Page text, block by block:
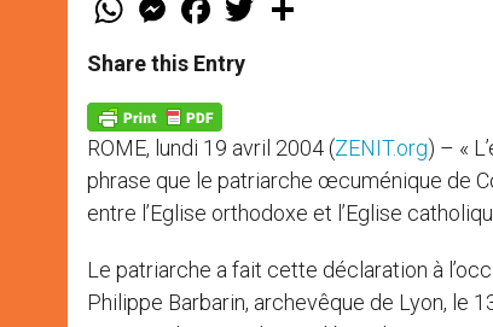
t
s
p
p
e
s
e
g
e
r
a
e
b
k
w
Share this Entry
ROME, lundi 19 avril 2004 (ZENIT.org) – «
phrase que le patriarche œcuménique de
entre l’Eglise orthodoxe et l’Eglise
Le patriarche a fait cette déclaration à
Philippe Barbarin, archevêque de Lyon, le